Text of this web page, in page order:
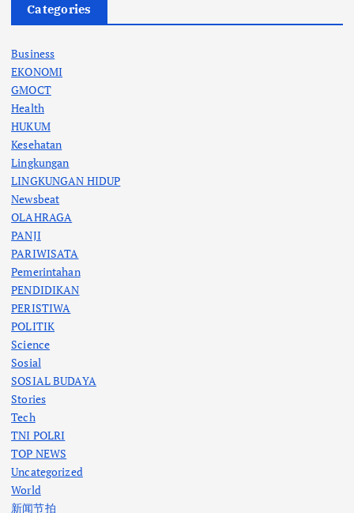
Categories
Business
EKONOMI
GMOCT
Health
HUKUM
Kesehatan
Lingkungan
LINGKUNGAN HIDUP
Newsbeat
OLAHRAGA
PANJI
PARIWISATA
Pemerintahan
PENDIDIKAN
PERISTIWA
POLITIK
Science
Sosial
SOSIAL BUDAYA
Stories
Tech
TNI POLRI
TOP NEWS
Uncategorized
World
新闻节拍